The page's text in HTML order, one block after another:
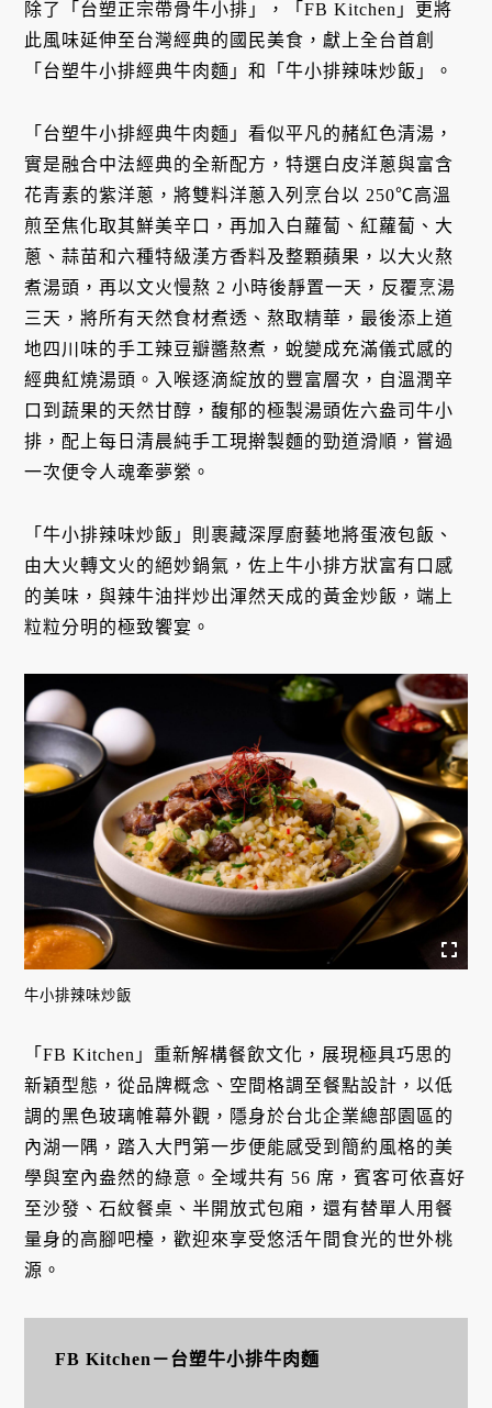
除了「台塑正宗帶骨牛小排」，「FB Kitchen」更將
此風味延伸至台灣經典的國民美食，獻上全台首創
「台塑牛小排經典牛肉麵」和「牛小排辣味炒飯」。
「台塑牛小排經典牛肉麵」看似平凡的赭紅色清湯，
實是融合中法經典的全新配方，特選白皮洋蔥與富含
花青素的紫洋蔥，將雙料洋蔥入列烹台以 250℃高溫
煎至焦化取其鮮美辛口，再加入白蘿蔔、紅蘿蔔、大
蔥、蒜苗和六種特級漢方香料及整顆蘋果，以大火熬
煮湯頭，再以文火慢熬 2 小時後靜置一天，反覆烹湯
三天，將所有天然食材煮透、熬取精華，最後添上道
地四川味的手工辣豆瓣醬熬煮，蛻變成充滿儀式感的
經典紅燒湯頭。入喉逐滴綻放的豐富層次，自溫潤辛
口到蔬果的天然甘醇，馥郁的極製湯頭佐六盎司牛小
排，配上每日清晨純手工現擀製麵的勁道滑順，嘗過
一次便令人魂牽夢縈。
「牛小排辣味炒飯」則裹藏深厚廚藝地將蛋液包飯、
由大火轉文火的絕妙鍋氣，佐上牛小排方狀富有口感
的美味，與辣牛油拌炒出渾然天成的黃金炒飯，端上
粒粒分明的極致饗宴。
牛小排辣味炒飯
「FB Kitchen」重新解構餐飲文化，展現極具巧思的
新穎型態，從品牌概念、空間格調至餐點設計，以低
調的黑色玻璃帷幕外觀，隱身於台北企業總部園區的
內湖一隅，踏入大門第一步便能感受到簡約風格的美
學與室內盎然的綠意。全域共有 56 席，賓客可依喜好
至沙發、石紋餐桌、半開放式包廂，還有替單人用餐
量身的高腳吧檯，歡迎來享受悠活午間食光的世外桃
源。
FB Kitchen－台塑牛小排牛肉麵